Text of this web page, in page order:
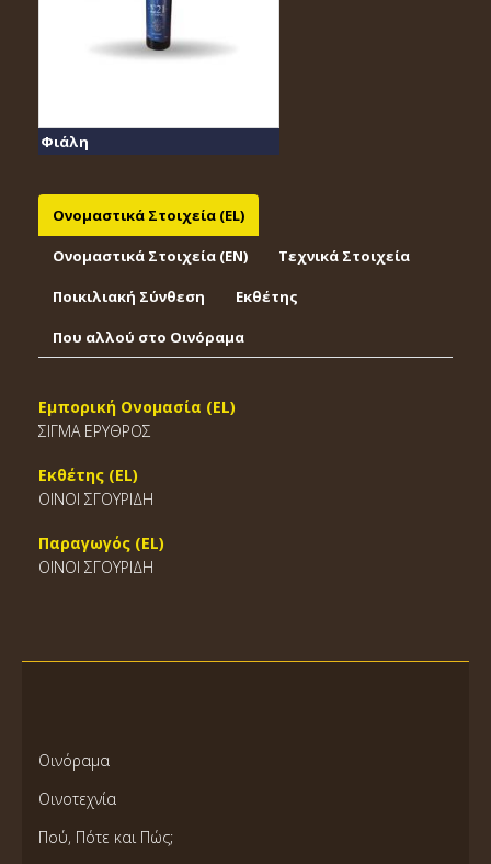
Φιάλη
Ονομαστικά Στοιχεία (EL)
Ονομαστικά Στοιχεία (EΝ) Τεχνικά Στοιχεία
Ποικιλιακή Σύνθεση Εκθέτης
Που αλλού στο Οινόραμα
Εμπορική Ονομασία (EL)
ΣΙΓΜΑ ΕΡΥΘΡΟΣ
Εκθέτης (EL)
ΟΙΝΟΙ ΣΓΟΥΡΙΔΗ
Παραγωγός (EL)
ΟΙΝΟΙ ΣΓΟΥΡΙΔΗ
Οινόραμα
Οινοτεχνία
Πού, Πότε και Πώς;